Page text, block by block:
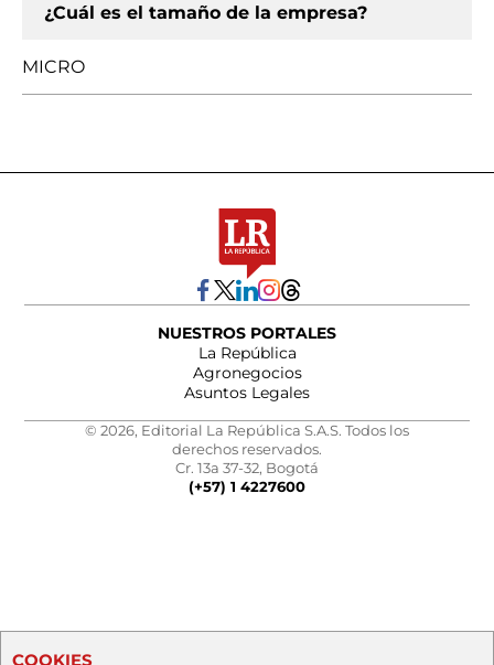
¿Cuál es el tamaño de la empresa?
MICRO
NUESTROS PORTALES
La República
Agronegocios
Asuntos Legales
© 2026, Editorial La República S.A.S. Todos los
derechos reservados.
Cr. 13a 37-32, Bogotá
(+57) 1 4227600
COOKIES